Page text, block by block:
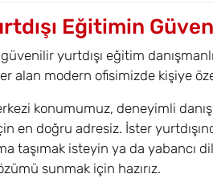
Eğitimin
yurtdışı eğitim
alan modern ofisimizde kişiye
konumumuz, deneyimli
en doğru adresiz. İster
taşımak isteyin ya da yabancı
sunmak için hazırız.